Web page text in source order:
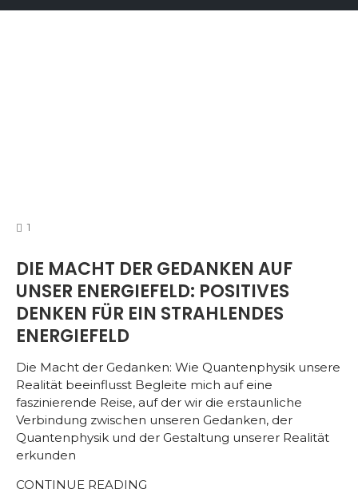
1
DIE MACHT DER GEDANKEN AUF
UNSER ENERGIEFELD: POSITIVES
DENKEN FÜR EIN STRAHLENDES
ENERGIEFELD
Die Macht der Gedanken: Wie Quantenphysik unsere
Realität beeinflusst Begleite mich auf eine
faszinierende Reise, auf der wir die erstaunliche
Verbindung zwischen unseren Gedanken, der
Quantenphysik und der Gestaltung unserer Realität
erkunden
CONTINUE READING